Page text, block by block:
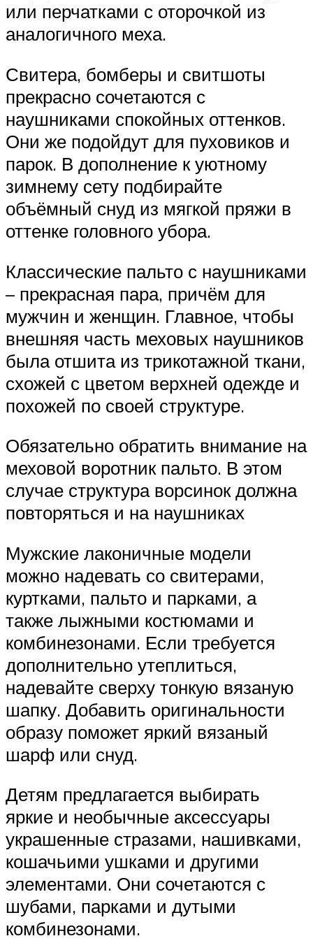
или перчатками с оторочкой из
аналогичного меха.
Свитера, бомберы и свитшоты
прекрасно сочетаются с
наушниками спокойных оттенков.
Они же подойдут для пуховиков и
парок. В дополнение к уютному
зимнему сету подбирайте
объёмный снуд из мягкой пряжи в
оттенке головного убора.
Классические пальто с наушниками
– прекрасная пара, причём для
мужчин и женщин. Главное, чтобы
внешняя часть меховых наушников
была отшита из трикотажной ткани,
схожей с цветом верхней одежде и
похожей по своей структуре.
Обязательно обратить внимание на
меховой воротник пальто. В этом
случае структура ворсинок должна
повторяться и на наушниках
Мужские лаконичные модели
можно надевать со свитерами,
куртками, пальто и парками, а
также лыжными костюмами и
комбинезонами. Если требуется
дополнительно утеплиться,
надевайте сверху тонкую вязаную
шапку. Добавить оригинальности
образу поможет яркий вязаный
шарф или снуд.
Детям предлагается выбирать
яркие и необычные аксессуары
украшенные стразами, нашивками,
кошачьими ушками и другими
элементами. Они сочетаются с
шубами, парками и дутыми
комбинезонами.